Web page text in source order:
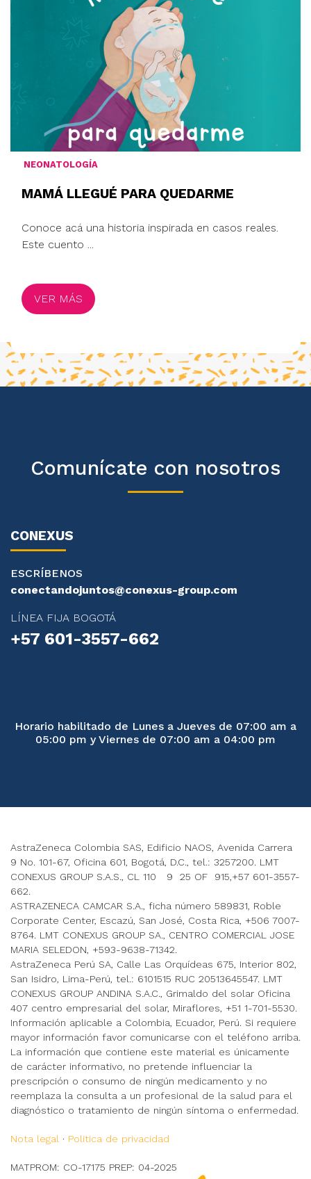
NEONATOLOGÍA
MAMÁ LLEGUÉ PARA QUEDARME
Conoce acá una historia inspirada en casos reales.
Este cuento ...
VER MÁS
Comunícate con nosotros
CONEXUS
ESCRÍBENOS
conectandojuntos@conexus-group.com
LÍNEA FIJA BOGOTÁ
+57 601-3557-662
Horario habilitado de Lunes a Jueves de 07:00 am a
05:00 pm y Viernes de 07:00 am a 04:00 pm
AstraZeneca Colombia SAS, Edificio NAOS, Avenida Carrera
9 No. 101-67, Oficina 601, Bogotá, D.C., tel.: 3257200. LMT
CONEXUS GROUP S.A.S., CL 110 9 25 OF 915,+57 601-3557-
662.
ASTRAZENECA CAMCAR S.A., ficha número 589831, Roble
Corporate Center, Escazú, San José, Costa Rica, +506 7007-
8764. LMT CONEXUS GROUP SA., CENTRO COMERCIAL JOSE
MARIA SELEDON, +593-9638-71342.
AstraZeneca Perú SA, Calle Las Orquídeas 675, Interior 802,
San Isidro, Lima-Perú, tel.: 6101515 RUC 20513645547. LMT
CONEXUS GROUP ANDINA S.A.C., Grimaldo del solar Oficina
407 centro empresarial del solar, Miraflores, +51 1-701-5530.
Información aplicable a Colombia, Ecuador, Perú. Si requiere
mayor información favor comunicarse con el teléfono arriba.
La información que contiene este material es únicamente
de carácter informativo, no pretende influenciar la
prescripción o consumo de ningún medicamento y no
reemplaza la consulta a un profesional de la salud para el
diagnóstico o tratamiento de ningún síntoma o enfermedad.
Nota legal · Politica de privacidad
MATPROM: CO-17175 PREP: 04-2025